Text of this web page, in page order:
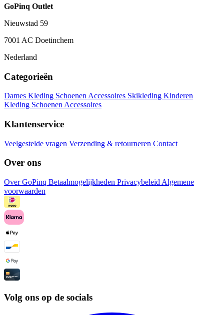
GoPinq Outlet
Nieuwstad 59
7001 AC Doetinchem
Nederland
Categorieën
Dames Kleding Schoenen Accessoires Skikleding Kinderen
Kleding Schoenen Accessoires
Klantenservice
Veelgestelde vragen Verzending & retourneren Contact
Over ons
Over GoPinq Betaalmogelijkheden Privacybeleid Algemene
voorwaarden
Volg ons op de socials